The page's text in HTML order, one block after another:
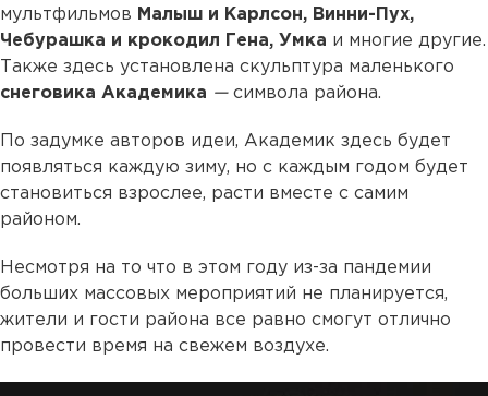
мультфильмов Малыш и Карлсон, Винни-Пух,
Чебурашка и крокодил Гена, Умка и многие другие.
Также здесь установлена скульптура маленького
снеговика Академика —символа района.
По задумке авторов идеи, Академик здесь будет
появляться каждую зиму, но с каждым годом будет
становиться взрослее, расти вместе с самим
районом.
Несмотря на то что в этом году из-за пандемии
больших массовых мероприятий не планируется,
жители и гости района все равно смогут отлично
провести время на свежем воздухе.